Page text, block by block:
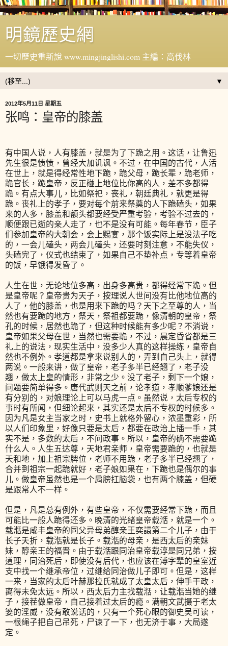
明鏡歷史網
一切歷史重新說 www.mingjinglishi.com 主編：高伐林
▼
2012年5月11日 星期五
张鸣：皇帝的膝盖
有中国人说，人有膝盖，就是为了下跪之用。这话，让鲁迅
先生很是愤愤，曾经大加讥讽。不过，在中国的古代，人活
在世上，就是得经常性地下跪，跪父母，跪长辈，跪老师，
跪官长，跪皇帝，反正碰上地位比你高的人，差不多都得
跪。有点大事儿，比如祭祀，丧礼，朝廷典礼，就更是得
跪。丧礼上的孝子，要对每个前来祭奠的人下跪磕头，如果
来的人多，膝盖和额头都要经受严重考验，考验不过去的，
顺便跟已逝的亲人走了，也不是没有可能。每年春节，臣子
们参加皇帝的大朝会，会上赐宴，那个饭实际上是没法子吃
的，一会儿磕头，两会儿磕头，还要时刻注意，不能失仪，
头磕完了，仪式也结束了，如果自己不垫补点，专等着皇帝
的饭，早饿得发昏了。
人生在世，无论地位多高，出身多高贵，都得经常下跪。但
是皇帝呢？皇帝贵为天子，按理说人世间没有比他地位高的
人了，他的膝盖，也是用来下跪的吗？天下之至尊的人，当
然也有要跪的地方，祭天，祭祖都要跪，像清朝的皇帝，祭
孔的时候，居然也跪了，但这种时候能有多少呢？不消说，
皇帝如果父母在世，当然也需要跪，不过，晨定昏省都是三
礼上的说法，现实生活中，没多少人真的这样操练，皇帝自
然也不例外。孝道都是拿来说别人的，弄到自己头上，就得
两说。一般来讲，做了皇帝，老子多半已经翘了，老子没
翘，做太上皇的情形，非常之少。没了老子，剩下一个娘，
问题要简单得多。唐代武则天之前，论孝道，孝顺爹娘还是
有分别的，对娘理论上可以马虎一点。虽然说，太后专权的
事时有所闻，但细论起来，其实还是太后不专权的时候多。
因为凡是女主当家之时，史书上就格外留心，浓墨重彩，所
以人们印象里，好像只要是太后，都要在政治上插一手，其
实不是，多数的太后，不问政事。所以，皇帝的确不需要跪
什么人。人生五达尊，天地君亲师，皇帝需要跪的，也就是
天和地，加上祖宗牌位，老师不用跪，老子多半已经翘了，
合并到祖宗一起跪就好，老子娘如果在，下跪也是偶尔的事
儿。做皇帝虽然也是一个肩膀扛脑袋，也有两个膝盖，但硬
是跟常人不一样。
但是，凡是总有例外，有些皇帝，不仅需要经常下跪，而且
可能比一般人跪得还多。晚清的光绪皇帝载湉，就是一个。
载湉是咸丰皇帝的同父异母弟醇亲王奕譞第二个儿子，由于
长子夭折，载湉就是长子。载湉的母亲，是西太后的亲妹
妹，醇亲王的福晋。由于载湉跟同治皇帝载淳是同兄弟，按
道理，同治死后，即使没有后代，也应该在溥字辈的皇室近
支中找一个继承帝位，过继给同治做儿子即可。但是，这样
一来，当家的太后叶赫那拉氏就成了太皇太后，伸手干政，
离得未免太远。所以，西太后力主找载湉，让载湉当她的继
子，接茬做皇帝，自己接着过太后的瘾。满朝文武摄于老太
婆的淫威，没有敢说话的，只有一个死心眼的御史吴可读，
一根绳子把自己吊死，尸谏了一下，也无济于事，大局遂
定。